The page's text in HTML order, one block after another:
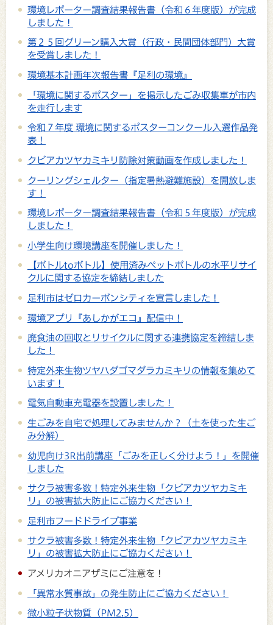
環境レポーター調査結果報告書（令和６年度版）が完成
しました！
第２５回グリーン購入大賞（行政・民間団体部門）大賞
を受賞しました！
環境基本計画年次報告書『足利の環境』
「環境に関するポスター」を掲示したごみ収集車が市内
を走行します
令和７年度 環境に関するポスターコンクール入選作品発
表！
クビアカツヤカミキリ防除対策動画を作成しました！
クーリングシェルター（指定暑熱避難施設）を開放しま
す！
環境レポーター調査結果報告書（令和５年度版）が完成
しました！
小学生向け環境講座を開催しました！
【ボトルtoボトル】使用済みペットボトルの水平リサイ
クルに関する協定を締結しました
足利市はゼロカーボンシティを宣言しました！
環境アプリ『あしかがエコ』配信中！
廃食油の回収とリサイクルに関する連携協定を締結しま
した！
特定外来生物ツヤハダゴマダラカミキリの情報を集めて
います！
電気自動車充電器を設置しました！
生ごみを自宅で処理してみませんか？（土を使った生ご
み分解）
幼児向け3R出前講座「ごみを正しく分けよう！」を開催
しました
サクラ被害多数！特定外来生物「クビアカツヤカミキ
リ」の被害拡大防止にご協力ください！
足利市フードドライブ事業
サクラ被害多数！特定外来生物「クビアカツヤカミキ
リ」の被害拡大防止にご協力ください！
アメリカオニアザミにご注意を！
「異常水質事故」の発生防止にご協力ください！
微小粒子状物質（PM2.5）